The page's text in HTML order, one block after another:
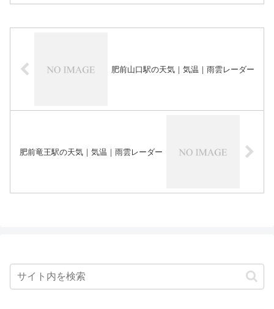
肥前山口駅の天気｜気温｜雨雲レーダー
肥前竜王駅の天気｜気温｜雨雲レーダー